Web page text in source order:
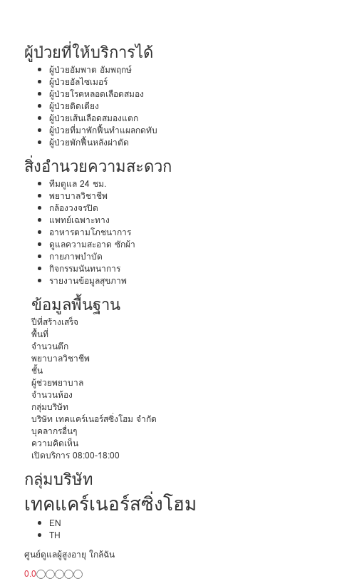
ผู้ป่วยที่ให้บริการได้
ผู้ป่วยอัมพาต อัมพฤกษ์
ผู้ป่วยอัลไซเมอร์
ผู้ป่วยโรคหลอดเลือดสมอง
ผู้ป่วยติดเตียง
ผู้ป่วยเส้นเลือดสมองแตก
ผู้ป่วยที่มาพักฟื้นทำแผลกดทับ
ผู้ป่วยพักฟื้นหลังผ่าตัด
สิ่งอำนวยความสะดวก
ทีมดูแล 24 ชม.
พยาบาลวิชาชีพ
กล้องวงจรปิด
แพทย์เฉพาะทาง
อาหารตามโภชนาการ
ดูแลความสะอาด ซักผ้า
กายภาพบำบัด
กิจกรรมนันทนาการ
รายงานข้อมูลสุขภาพ
ข้อมูลพื้นฐาน
ปีที่สร้างเสร็จ
พื้นที่
จำนวนตึก
พยาบาลวิชาชีพ
ชั้น
ผู้ช่วยพยาบาล
จำนวนห้อง
กลุ่มบริษัท
บริษัท เทคแคร์เนอร์สซิ่งโฮม จำกัด
บุคลากรอื่นๆ
ความคิดเห็น
เปิดบริการ 08:00-18:00
กลุ่มบริษัท
เทคแคร์เนอร์สซิ่งโฮม
EN
TH
ศูนย์ดูแลผู้สูงอายุ ใกล้ฉัน
0.0